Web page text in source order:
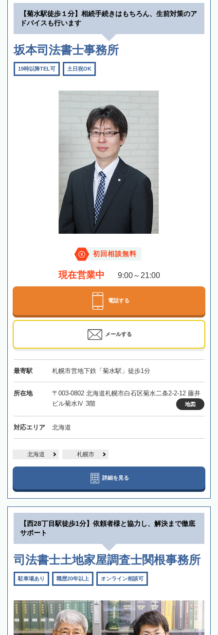
【菊水駅徒歩１分】相続手続きはもちろん、生前対策のア
ドバイスも行います
坂本司法書士事務所
19時以降TEL可 土日祝OK
初回相談無料
現在営業中 9:00～21:00
電話する
メールする
最寄駅 札幌市営地下鉄「菊水駅」徒歩1分
所在地
〒003-0802 北海道札幌市白石区菊水二条2-2-12 藤井
ビル菊水Ⅳ 3階
地図
対応エリア 北海道
北海道 札幌市
詳細を見る
【西28丁目駅徒歩1分】依頼者様と協力し、解決まで徹底
サポート
司法書士土地家屋調査士関根事務所
駐車場あり 職歴20年以上 オンライン相談可